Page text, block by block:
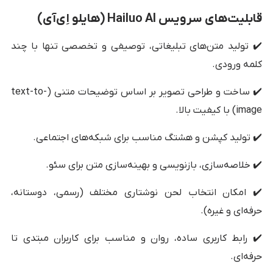
قابلیت‌های سرویس Hailuo AI (هایلو اِی‌آی)
✔️ تولید متن‌های تبلیغاتی، توصیفی و تخصصی تنها با چند
کلمه ورودی.
✔️ ساخت و طراحی تصویر بر اساس توضیحات متنی (text-to-
image) با کیفیت بالا.
✔️ تولید کپشن و هشتگ مناسب برای شبکه‌های اجتماعی.
✔️ خلاصه‌سازی، بازنویسی و بهینه‌سازی متن برای سئو.
✔️ امکان انتخاب لحن نوشتاری مختلف (رسمی، دوستانه،
حرفه‌ای و غیره).
✔️ رابط کاربری ساده، روان و مناسب برای کاربران مبتدی تا
حرفه‌ای.